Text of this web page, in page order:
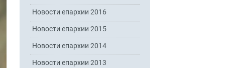
Новости епархии 2016
Новости епархии 2015
Новости епархии 2014
Новости епархии 2013